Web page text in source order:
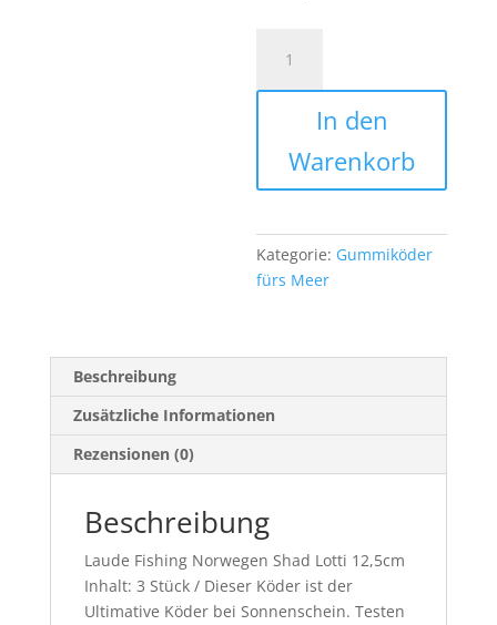
Fishing
Norwegen
12,5cm
3
Menge
In den
Warenkorb
Kategorie: Gummiköder
fürs Meer
Beschreibung
Zusätzliche Informationen
Rezensionen (0)
Beschreibung
Laude Fishing Norwegen Shad Lotti 12,5cm
Inhalt: 3 Stück / Dieser Köder ist der
Ultimative Köder bei Sonnenschein. Testen